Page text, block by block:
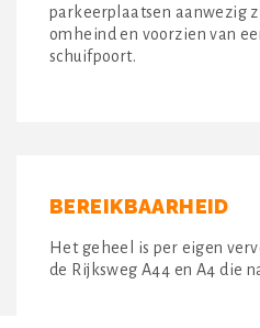
parkeerplaatsen aanwezig
omheind en voorzien van
schuifpoort.
BEREIKBAARHEID
Het geheel is per eigen
de Rijksweg A44 en A4 die